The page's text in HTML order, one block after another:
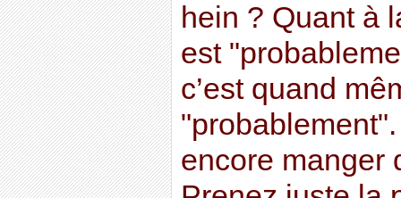
hein ? Quant à
est
c’est quand
encore manger